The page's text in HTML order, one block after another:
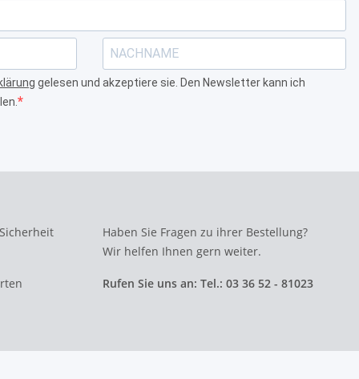
gelesen und akzeptiere sie. Den Newsletter kann ich
Haben Sie Fragen zu ihrer Bestellung?
Wir helfen Ihnen gern weiter.
Rufen Sie uns an: Tel.: 03 36 52 - 81023